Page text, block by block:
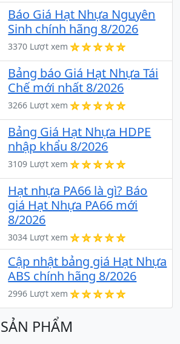
Báo Giá Hạt Nhựa Nguyên
Sinh chính hãng 8/2026
3370 Lượt xem
Bảng báo Giá Hạt Nhựa Tái
Chế mới nhất 8/2026
3266 Lượt xem
Bảng Giá Hạt Nhựa HDPE
nhập khẩu 8/2026
3109 Lượt xem
Hạt nhựa PA66 là gì? Báo
giá Hạt Nhựa PA66 mới
8/2026
3034 Lượt xem
Cập nhật bảng giá Hạt Nhựa
ABS chính hãng 8/2026
2996 Lượt xem
PHẨM